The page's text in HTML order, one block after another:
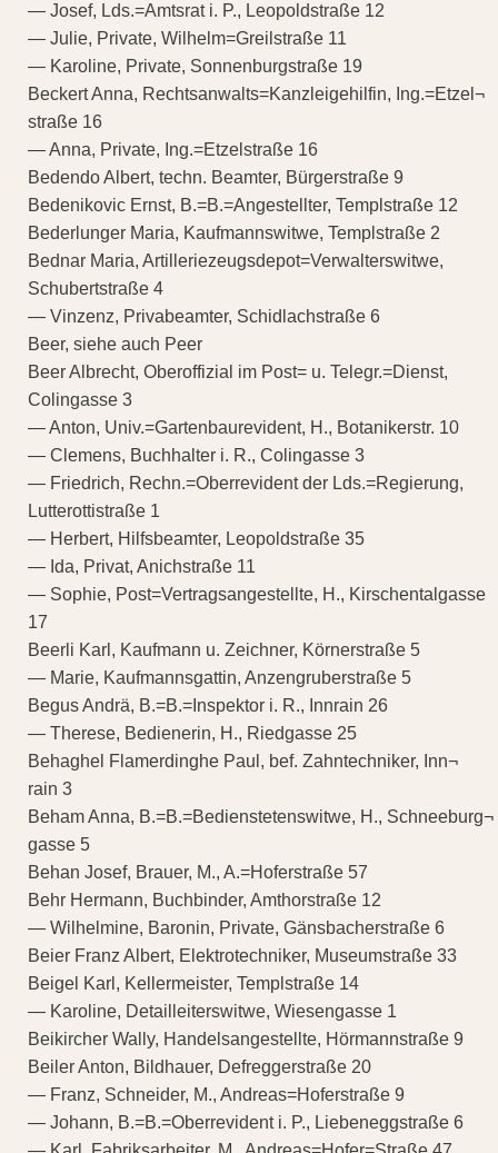
— Josef, Lds.=Amtsrat i. P., Leopoldstraße 12
— Julie, Private, Wilhelm=Greilstraße 11
— Karoline, Private, Sonnenburgstraße 19
Beckert Anna, Rechtsanwalts=Kanzleigehilfin, Ing.=Etzel¬
straße 16
— Anna, Private, Ing.=Etzelstraße 16
Bedendo Albert, techn. Beamter, Bürgerstraße 9
Bedenikovic Ernst, B.=B.=Angestellter, Templstraße 12
Bederlunger Maria, Kaufmannswitwe, Templstraße 2
Bednar Maria, Artilleriezeugsdepot=Verwalterswitwe,
Schubertstraße 4
— Vinzenz, Privabeamter, Schidlachstraße 6
Beer, siehe auch Peer
Beer Albrecht, Oberoffizial im Post= u. Telegr.=Dienst,
Colingasse 3
— Anton, Univ.=Gartenbaurevident, H., Botanikerstr. 10
— Clemens, Buchhalter i. R., Colingasse 3
— Friedrich, Rechn.=Oberrevident der Lds.=Regierung,
Lutterottistraße 1
— Herbert, Hilfsbeamter, Leopoldstraße 35
— Ida, Privat, Anichstraße 11
— Sophie, Post=Vertragsangestellte, H., Kirschentalgasse
17
Beerli Karl, Kaufmann u. Zeichner, Körnerstraße 5
— Marie, Kaufmannsgattin, Anzengruberstraße 5
Begus Andrä, B.=B.=Inspektor i. R., Innrain 26
— Therese, Bedienerin, H., Riedgasse 25
Behaghel Flamerdinghe Paul, bef. Zahntechniker, Inn¬
rain 3
Beham Anna, B.=B.=Bedienstetenswitwe, H., Schneeburg¬
gasse 5
Behan Josef, Brauer, M., A.=Hoferstraße 57
Behr Hermann, Buchbinder, Amthorstraße 12
— Wilhelmine, Baronin, Private, Gänsbacherstraße 6
Beier Franz Albert, Elektrotechniker, Museumstraße 33
Beigel Karl, Kellermeister, Templstraße 14
— Karoline, Detailleiterswitwe, Wiesengasse 1
Beikircher Wally, Handelsangestellte, Hörmannstraße 9
Beiler Anton, Bildhauer, Defreggerstraße 20
— Franz, Schneider, M., Andreas=Hoferstraße 9
— Johann, B.=B.=Oberrevident i. P., Liebeneggstraße 6